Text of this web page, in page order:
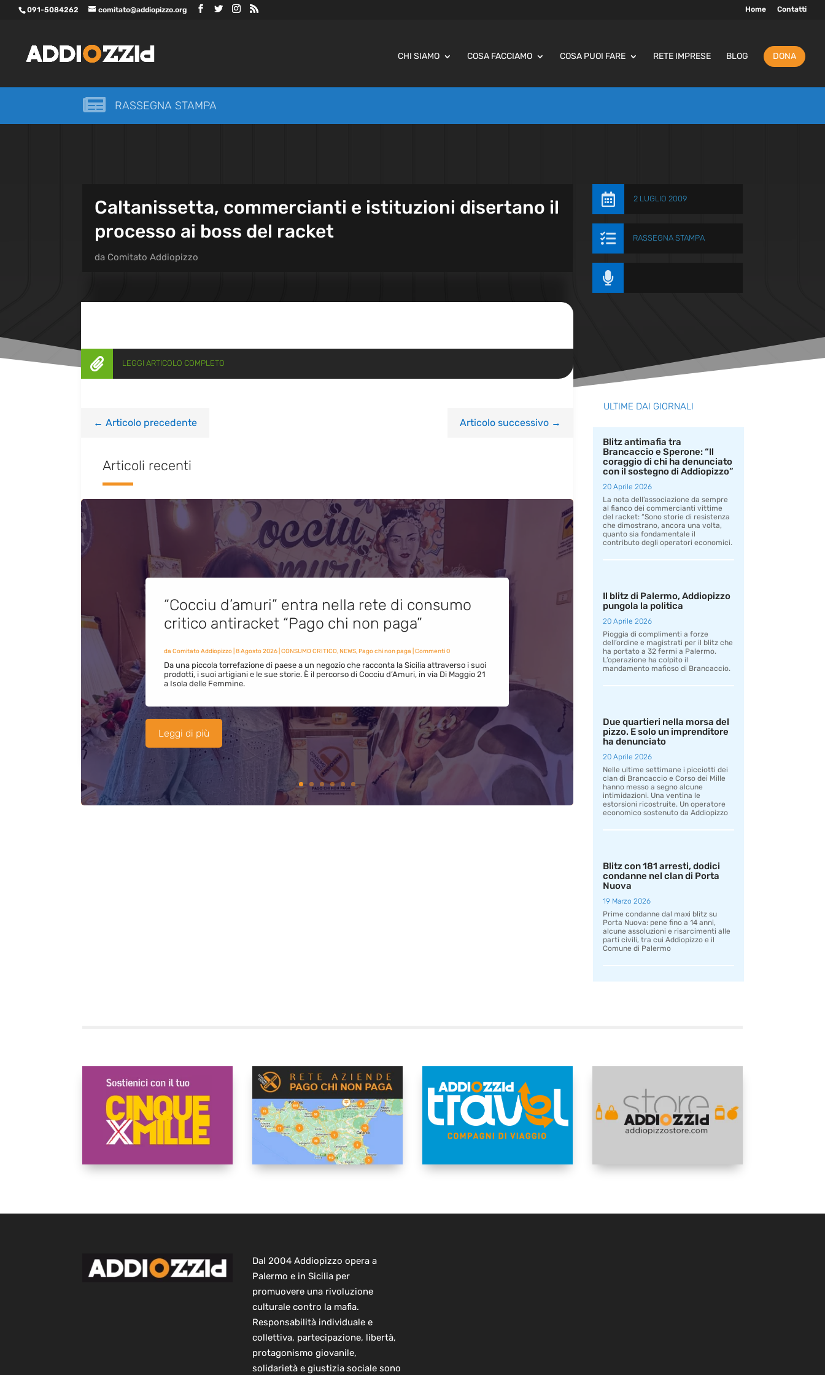
091-5084262 comitato@addiopizzo.org Home Contatti
CHI SIAMO COSA FACCIAMO COSA PUOI FARE RETE IMPRESE BLOG DONA
 RASSEGNA STAMPA
Caltanissetta, commercianti e istituzioni disertano il
processo ai boss del racket
da Comitato Addiopizzo
 2 LUGLIO 2009
 RASSEGNA STAMPA

 LEGGI ARTICOLO COMPLETO
← Articolo precedente Articolo successivo→
Articoli recenti
“Cocciu d’amuri” entra nella rete di consumo
critico antiracket “Pago chi non paga”
da Comitato Addiopizzo| 8 Agosto 2026| CONSUMO CRITICO,NEWS,Pago chi non paga | Commenti 0
Da una piccola torrefazione di paese a un negozio che racconta la Sicilia attraverso i suoi
prodotti, i suoi artigiani e le sue storie. È il percorso di Cocciu d’Amuri, in via Di Maggio 21
a Isola delle Femmine.
Leggi di più
ULTIME DAI GIORNALI
Blitz antimafia tra
Brancaccio e Sperone: “Il
coraggio di chi ha denunciato
con il sostegno di Addiopizzo”
20 Aprile 2026
La nota dell’associazione da sempre
al fianco dei commercianti vittime
del racket: “Sono storie di resistenza
che dimostrano, ancora una volta,
quanto sia fondamentale il
contributo degli operatori economici.
Il blitz di Palermo, Addiopizzo
pungola la politica
20 Aprile 2026
Pioggia di complimenti a forze
dell’ordine e magistrati per il blitz che
ha portato a 32 fermi a Palermo.
L’operazione ha colpito il
mandamento mafioso di Brancaccio.
Due quartieri nella morsa del
pizzo. E solo un imprenditore
ha denunciato
20 Aprile 2026
Nelle ultime settimane i picciotti dei
clan di Brancaccio e Corso dei Mille
hanno messo a segno alcune
intimidazioni. Una ventina le
estorsioni ricostruite. Un operatore
economico sostenuto da Addiopizzo
Blitz con 181 arresti, dodici
condanne nel clan di Porta
Nuova
19 Marzo 2026
Prime condanne dal maxi blitz su
Porta Nuova: pene fino a 14 anni,
alcune assoluzioni e risarcimenti alle
parti civili, tra cui Addiopizzo e il
Comune di Palermo
Dal 2004 Addiopizzo opera a
Palermo e in Sicilia per
promuovere una rivoluzione
culturale contro la mafia.
Responsabilità individuale e
collettiva, partecipazione, libertà,
protagonismo giovanile,
solidarietà e giustizia sociale sono